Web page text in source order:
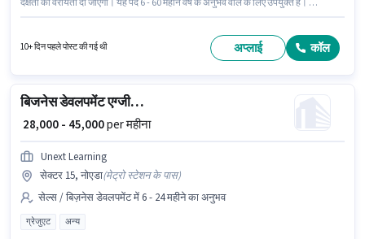
दक्षता को वरीयता दी जाएगी। यह पद 6 - 60 महीने वर्ष के अनुभव वाले के लिए उपयुक्त है। आप
लाभ जैसे इंश्योरेंस, PF, मेडिकल बेनिफिट्स भी मिलेंगे।
10+ दिन पहले पोस्ट की गई थी अप्लाई कॉल
बिजनेस डेवलपमेंट एग्जीक्यूटिव
₹ 28,000 - 45,000per महीना
Unext Learning
सेक्टर 15, नोएडा(मेट्रो स्टेशन के पास)
सेल्स / बिज़नेस डेवलपमेंट में 6 - 24 महीने का अनुभव
ग्रेजुएट अन्य